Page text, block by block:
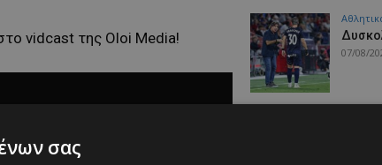
vidcast της Oloi Media!
07/08/
Το
του
σας